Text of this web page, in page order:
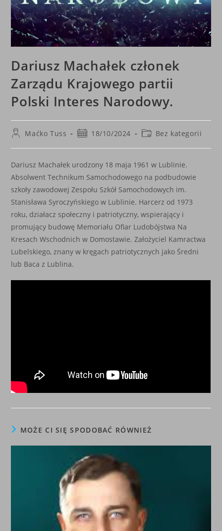
Dariusz Machałek członek
Zarządu Krajowego partii
Polski Interes Narodowy.
PostMaćko Tuss
Post18/10/2024
PostBez kategorii
Dariusz Machałek urodzony 18 maja 1961 w Lublinie.
Absolwent Technikum Samochodowego na podbudowie
szkoły zawodowej Zespołu Szkół Samochodowych im.
Stanisława Syroczyńskiego w Lublinie. Harcerz od 1973
roku, działacz społeczny i patriotyczny, wspierający i
promujący budowę Memoriału Ofiar Ludobójstwa Na
Kresach Wschodnich w Domostawie. Założyciel Kamractwa
Lubelskiego, znany w kręgach patriotycznych jako Średni
lub Baca z Lublina.
MOŻE CI SIĘ SPODOBAĆ RÓWNIEŻ